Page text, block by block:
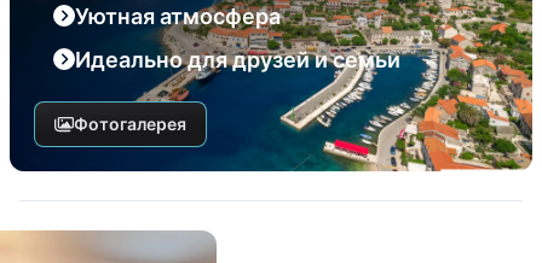
Уютная атмосфера
Идеально для друзей и семьи
Фотогалерея